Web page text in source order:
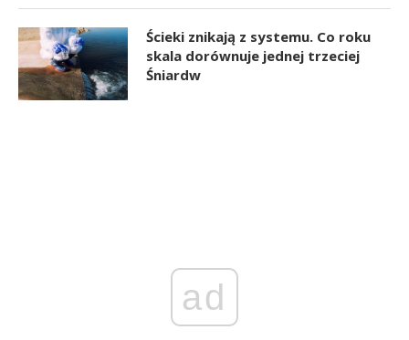
Ścieki znikają z systemu. Co roku
skala dorównuje jednej trzeciej
Śniardw
ad